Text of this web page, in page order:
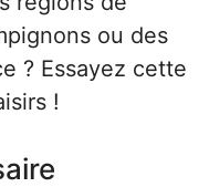
ou des
? Essayez cette
!